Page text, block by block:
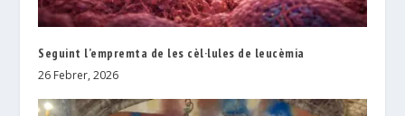
Seguint l’empremta de les cèl·lules de leucèmia
26 Febrer, 2026